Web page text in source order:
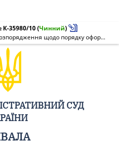
К-35980/10(Чинний)
Про визнання нечинним розпорядження щодо порядку оформлення права власності на об'єкти нерухомого майна
СУД